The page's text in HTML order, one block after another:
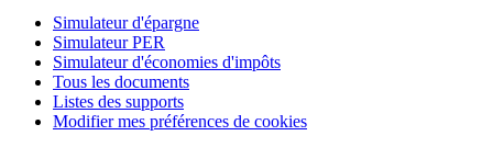
Simulateur d'épargne
Simulateur PER
Simulateur d'économies d'impôts
Tous les documents
Listes des supports
Modifier mes préférences de cookies